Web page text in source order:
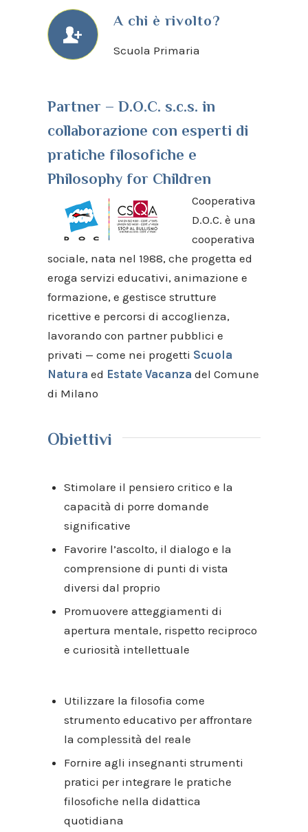
A chi è rivolto?
Scuola Primaria
Partner – D.O.C. s.c.s. in
collaborazione con esperti di
pratiche filosofiche e
Philosophy for Children
Cooperativa
D.O.C. è una
cooperativa
sociale, nata nel 1988, che progetta ed
eroga servizi educativi, animazione e
formazione, e gestisce strutture
ricettive e percorsi di accoglienza,
lavorando con partner pubblici e
privati — come nei progetti Scuola
Natura ed Estate Vacanza del Comune
di Milano
Obiettivi
Stimolare il pensiero critico e la
capacità di porre domande
significative
Favorire l’ascolto, il dialogo e la
comprensione di punti di vista
diversi dal proprio
Promuovere atteggiamenti di
apertura mentale, rispetto reciproco
e curiosità intellettuale
Utilizzare la filosofia come
strumento educativo per affrontare
la complessità del reale
Fornire agli insegnanti strumenti
pratici per integrare le pratiche
filosofiche nella didattica
quotidiana